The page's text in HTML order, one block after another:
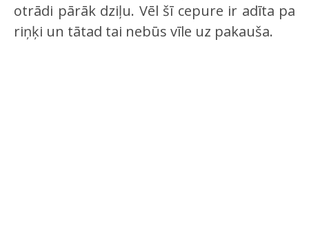
otrādi pārāk dziļu. Vēl šī cepure ir adīta pa
riņķi un tātad tai nebūs vīle uz pakauša.